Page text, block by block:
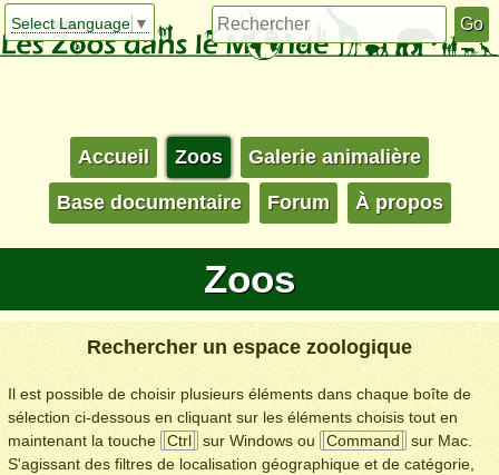
Select Language ▼
Accueil Zoos Galerie animalière
Base documentaire Forum À propos
Zoos
Rechercher un espace zoologique
Il est possible de choisir plusieurs éléments dans chaque boîte de
sélection ci-dessous en cliquant sur les éléments choisis tout en
maintenant la touche
Ctrl sur Windows ou Command
sur Mac.
S'agissant des filtres de localisation géographique et de catégorie,